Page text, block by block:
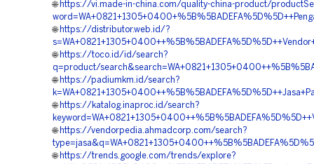
🌐 https://vi.made-in-china.com/quality-china-product/
🌐 https://distributor.web.id/?
🌐 https://toco.id/id/search?
q=product/
🌐 https://padiumkm.id/search?
🌐 https://katalog.inaproc.id/search?
🌐 https://vendorpedia.ahmadcorp.com/search?
🌐 https://trends.google.com/trends/explore?